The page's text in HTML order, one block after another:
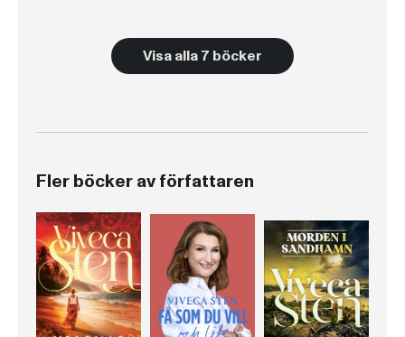
Visa alla 7 böcker
Fler böcker av författaren